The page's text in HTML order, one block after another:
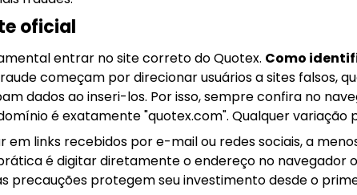
oficial
entrar no site correto do Quotex. Como
começam por direcionar usuários a sites falsos,
dados ao inseri-los. Por isso, sempre confira no
é exatamente "quotex.com". Qualquer variação
em links recebidos por e-mail ou redes sociais, a
é digitar diretamente o endereço no navegador
precauções protegem seu investimento desde o